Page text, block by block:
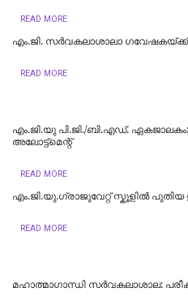
READ MORE
എം.ജി. സര്‍വകലാശാലാ ഗവേഷകയ്ക്ക്
READ MORE
എം.ജി.യു പി.ജി./ബി.എഡ്.
അലോട്ട്മെന്റ്
READ MORE
എം.ജി.യു.ഗ്രാജുവേറ്റ് സ്കൂളില്‍ പുതിയ
READ MORE
മഹാത്മാഗാന്ധി സർവകലാശാല: